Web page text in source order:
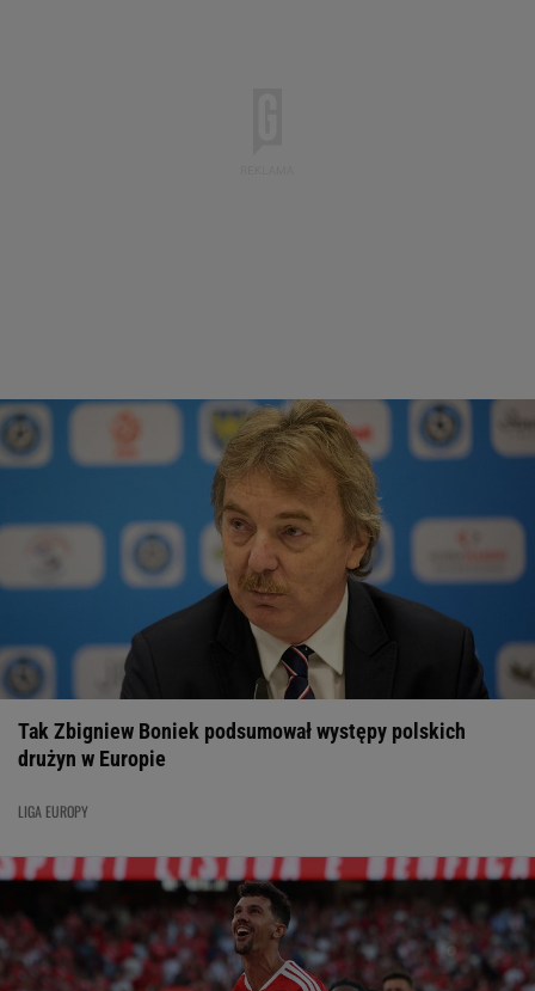
Tak Zbigniew Boniek podsumował występy polskich
drużyn w Europie
LIGA EUROPY